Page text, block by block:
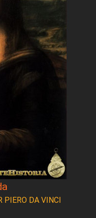
PIERO DA VINCI